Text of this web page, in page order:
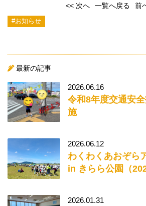
<< 次へ 一覧へ戻る 前
#お知らせ
最新の記事
2026.06.16
令和8年度交通安
施
2026.06.12
わくわくあおぞら
in きらら公園（
2026.01.31